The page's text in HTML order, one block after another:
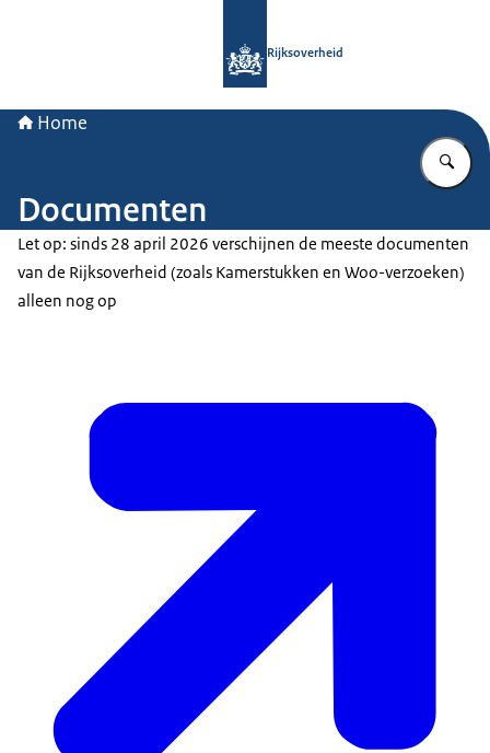
Rijksoverheid
Home
Documenten
Let op: sinds 28 april 2026 verschijnen de meeste documenten
van de Rijksoverheid (zoals Kamerstukken en Woo-verzoeken)
alleen nog op